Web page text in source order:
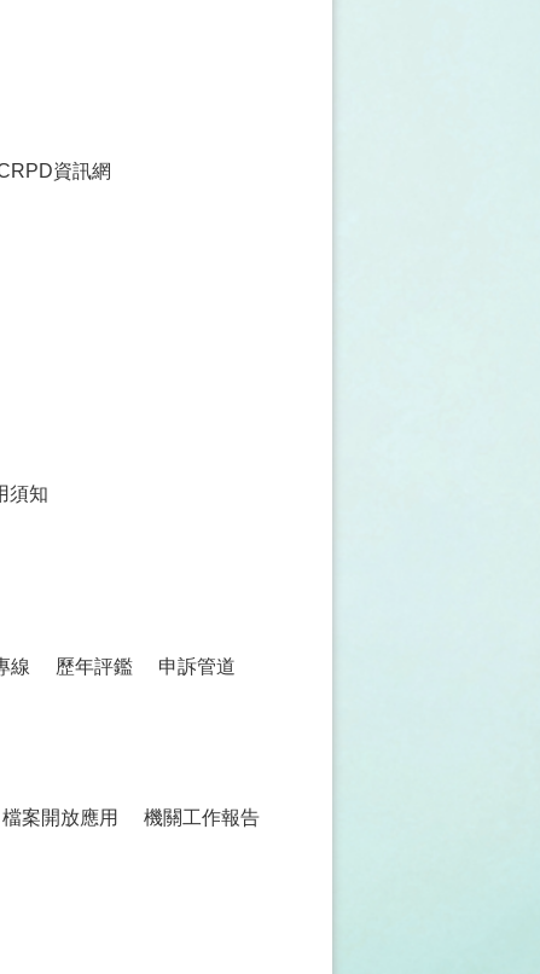
資訊網
須知
線 歷年評鑑 申訴管道
檔案開放應用 機關工作報告